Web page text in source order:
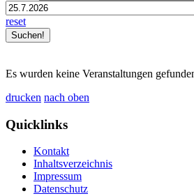
reset
Es wurden keine Veranstaltungen
drucken nach oben
Quicklinks
Kontakt
Inhaltsverzeichnis
Impressum
Datenschutz